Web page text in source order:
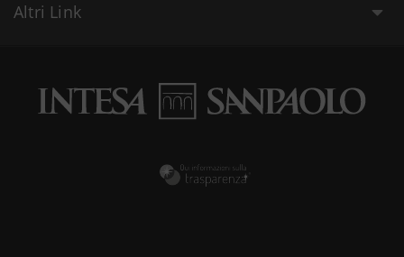
Altri Link